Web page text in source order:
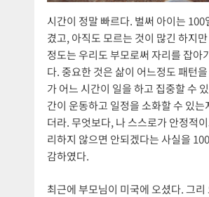
시간이 정말 빠르다. 벌써 아이는 100
겼고, 아직도 모르는 것이 많긴 하지
정도는 우리도 부모로써 자리를 잡아
다. 중요한 것은 삶이 어느정도 패턴
가 어느 시간이 일을 하고 집중할 수
간이 운동하고 일정을 소화할 수 있는
더라. 무엇보다, 나 스스로가 안정적
리하지 않으면 안되겠다는 사실을
감하였다.
최근에 부모님이 미국에 오셨다. 그